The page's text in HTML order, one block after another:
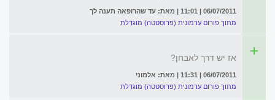
06/07/2011 | 11:01 | מאת: עד שהרופאה תענה לך
מתוך פורום ערמונית (פרוסטטה) מוגדלת
אז יש דרך לאבחן?
06/07/2011 | 11:31 | מאת: אלמוני
מתוך פורום ערמונית (פרוסטטה) מוגדלת